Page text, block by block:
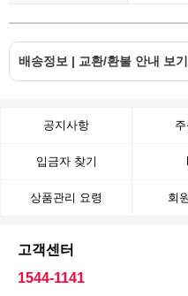
배송정보 | 교환/환불 안내 보기
공지사항
입금자 찾기
상품관리 요령 회
고객센터
1544-1141